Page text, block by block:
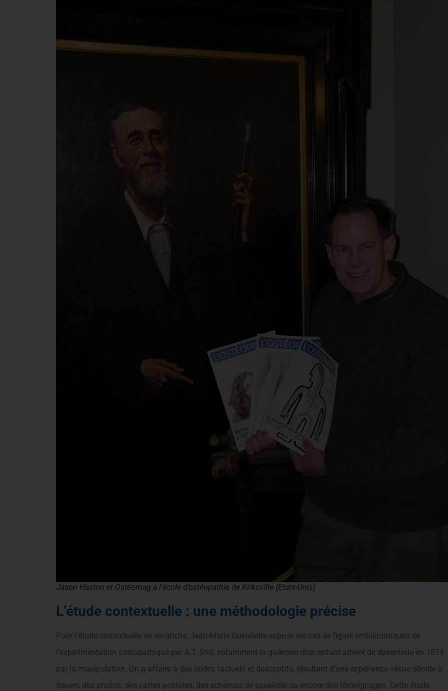
Jason Haxton et Ostéomag à l’école d’ostéopathie de Kirksville (Etats-Unis)
L’étude contextuelle : une méthodologie précise
Pour l’étude contextuelle en revanche, Jean-Marie Gueullette expose les cas de figure emblématiques de
l’expérimentation ostéopathique par A.T. Still, notamment la guérison d’un enfant atteint de dysenterie en 1874
par la manipulation. On a affaire à des textes factuels et descriptifs, résultant d’une expérience vécue décrite à
travers des photos, des cartes postales, des schémas de squelette ou encore des témoignages. Cette étude